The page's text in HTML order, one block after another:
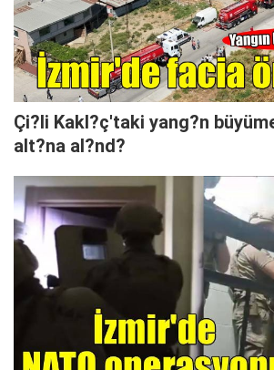
Çi?li Kakl?ç'taki yang?n
alt?na al?nd?